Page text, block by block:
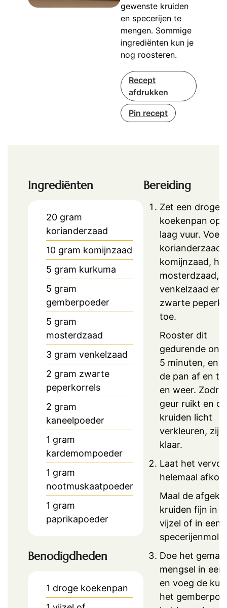
gewenste kruiden
en specerijen te
mengen. Sommige
ingrediënten kun je
nog roosteren.
Recept
afdrukken
Pin recept
Ingrediënten
20 gram
korianderzaad
10 gram komijnzaad
5 gram kurkuma
5 gram
gemberpoeder
5 gram
mosterdzaad
3 gram venkelzaad
2 gram zwarte
peperkorrels
2 gram
kaneelpoeder
1 gram
kardemompoeder
1 gram
nootmuskaatpoeder
1 gram
paprikapoeder
Benodigdheden
1 droge koekenpan
Bereiding
Zet een droge
koekenpan op
laag vuur.
korianderzaad,
komijnzaad,
mosterdzaad,
venkelzaad en
zwarte
toe.
Rooster dit
gedurende
5 minuten, en
de pan af en
en weer. Zodra
geur ruikt en de
kruiden licht
verkleuren, zijn
klaar.
Laat het
helemaal
Maal de
kruiden fijn in
vijzel of in een
Doe het
mengsel in een
en voeg de
het